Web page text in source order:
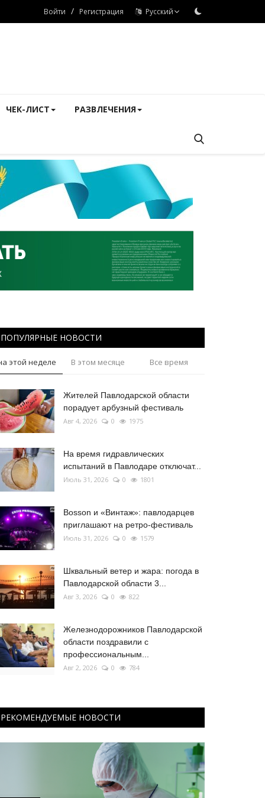
Войти / Регистрация Русский
ЧЕК-ЛИСТ РАЗВЛЕЧЕНИЯ
ПОПУЛЯРНЫЕ НОВОСТИ
этой неделе В этом месяце Все время
Жителей Павлодарской области
порадует арбузный фестиваль
Авг 4, 2026 0 1975
На время гидравлических
испытаний в Павлодаре отключат...
Июль 31, 2026 0 1801
Bosson и «Винтаж»: павлодарцев
приглашают на ретро-фестиваль
Июль 31, 2026 0 1579
Шквальный ветер и жара: погода в
Павлодарской области 3...
Авг 3, 2026 0 822
Железнодорожников Павлодарской
области поздравили с
профессиональным...
Авг 2, 2026 0 784
РЕКОМЕНДУЕМЫЕ НОВОСТИ